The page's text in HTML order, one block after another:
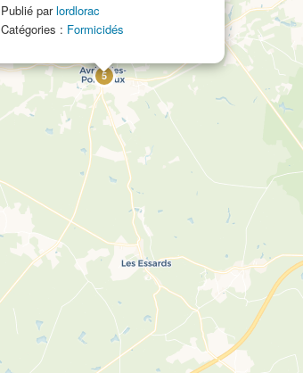
5
Publié parlordlorac
Catégories : Formicidés